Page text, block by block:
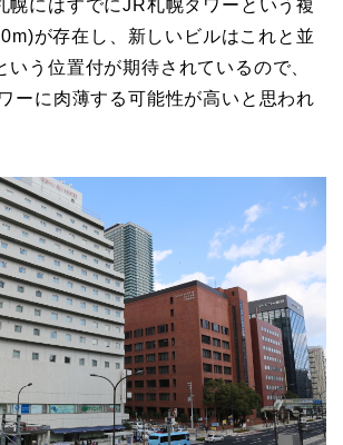
幌にはすでにJR札幌タワーという複
が存在し、新しいビルはこれと並
いう位置付が期待されているので、
ーに肉薄する可能性が高いと思われ